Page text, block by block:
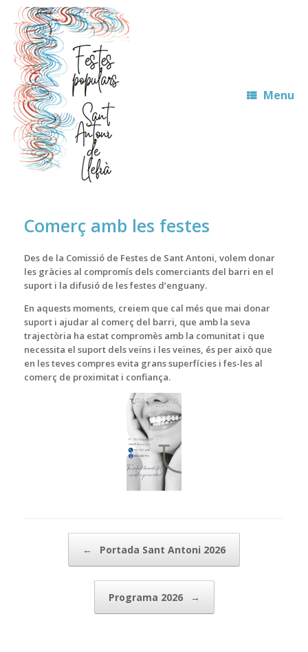
content
Menu
Comerç amb les festes
Des de la Comissió de Festes de Sant Antoni, volem donar
les gràcies al compromís dels comerciants del barri en el
suport i la difusió de les festes d’enguany.
En aquests moments, creiem que cal més que mai donar
suport i ajudar al comerç del barri, que amb la seva
trajectòria ha estat compromès amb la comunitat i que
necessita el suport dels veïns i les veïnes, és per això que
en les teves compres evita grans superfícies i fes-les al
comerç de proximitat i confiança.
← Portada Sant Antoni 2026
Programa 2026 →